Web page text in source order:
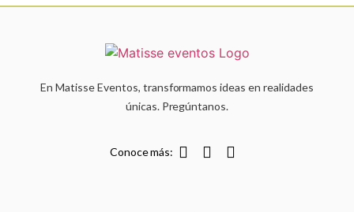
En Matisse Eventos, transformamos ideas en realidades
únicas. Pregúntanos.
Conoce más: